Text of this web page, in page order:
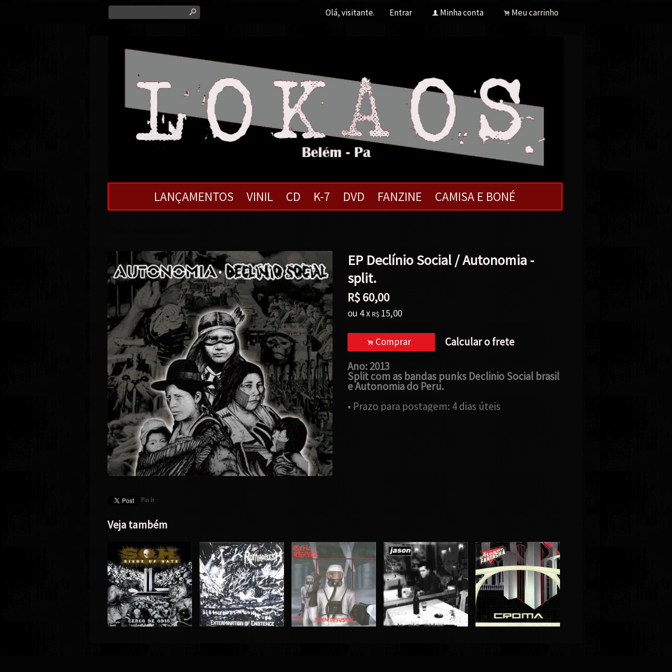
s Olá, visitante. Entrar f Minha conta . Meu carrinho
LANÇAMENTOS VINIL CD K-7 DVD FANZINE CAMISA E BONÉ
Pin It
EP Declínio Social / Autonomia -
split.
R$60,00
ou 4x R$ 15,00
. Comprar
Calcular o frete
Ano: 2013
Split com as bandas punks Declinio Social brasil
e Autonomia do Peru.
• Prazo para postagem: 4 dias úteis
Veja também